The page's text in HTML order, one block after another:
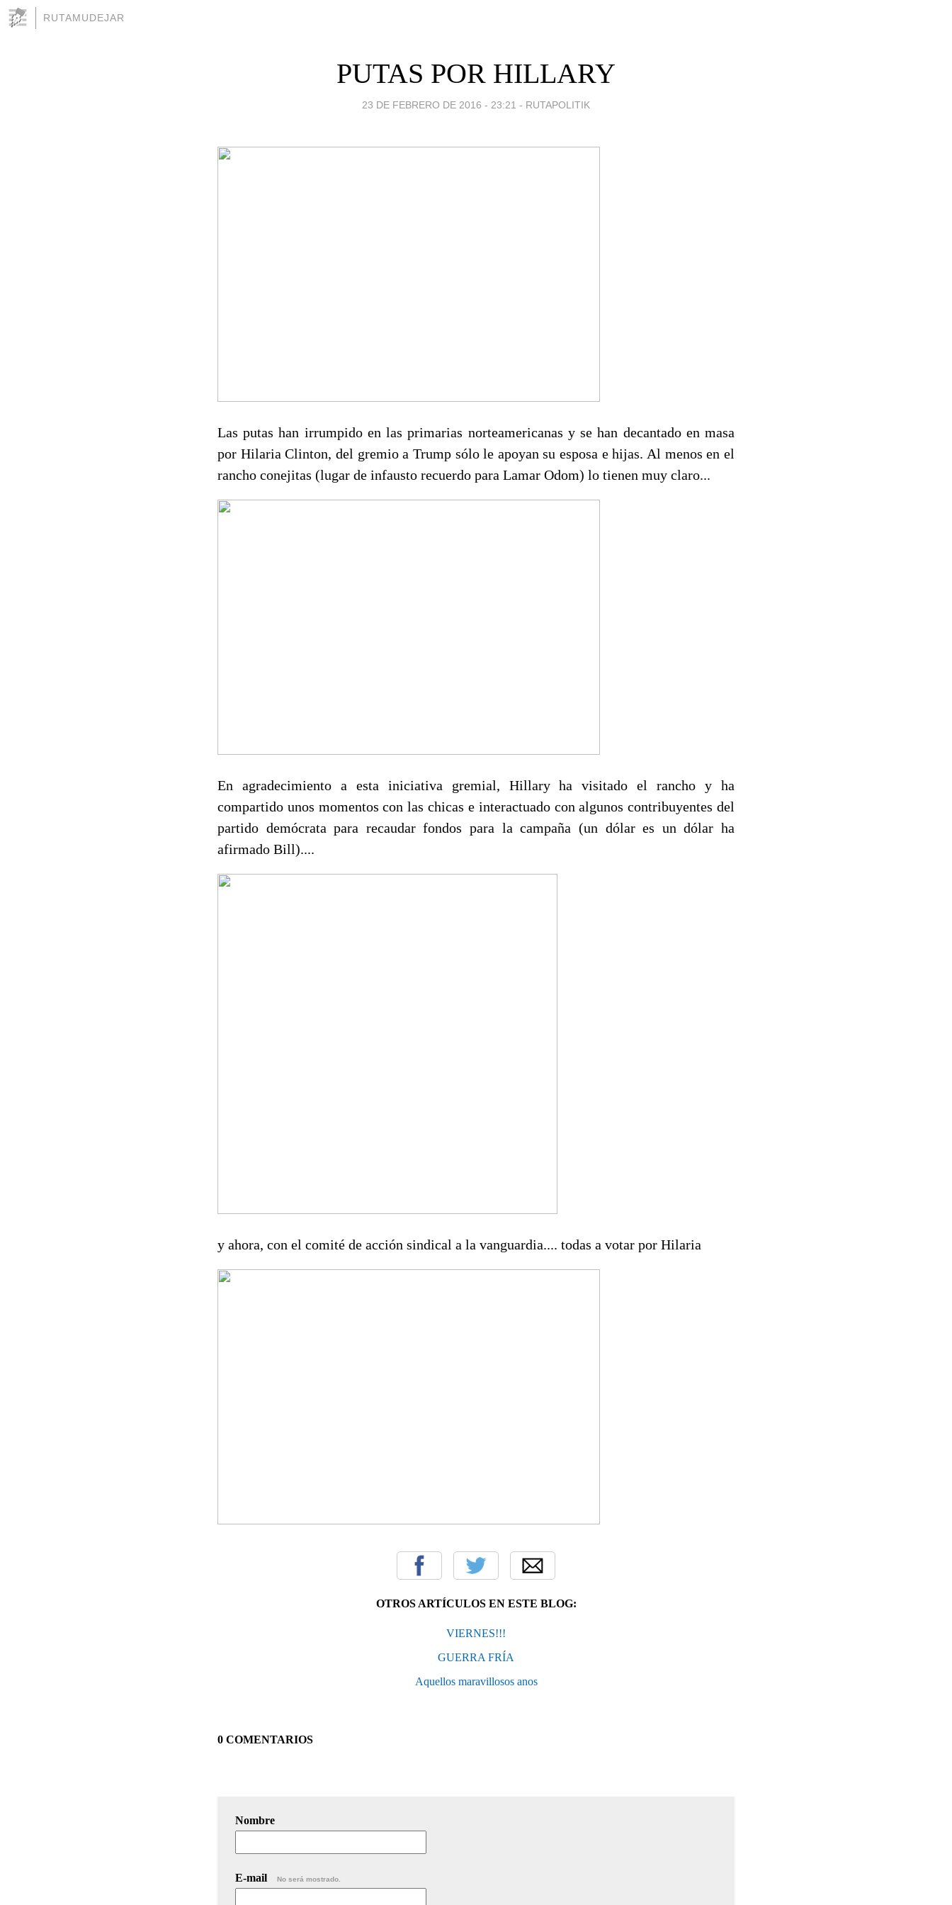
RUTAMUDEJAR
PUTAS POR HILLARY
23 DE FEBRERO DE 2016 - 23:21 - RUTAPOLITIK
Las putas han irrumpido en las primarias norteamericanas y se han decantado en masa
por Hilaria Clinton, del gremio a Trump sólo le apoyan su esposa e hijas. Al menos en el
rancho conejitas (lugar de infausto recuerdo para Lamar Odom) lo tienen muy claro...
En agradecimiento a esta iniciativa gremial, Hillary ha visitado el rancho y ha
compartido unos momentos con las chicas e interactuado con algunos contribuyentes del
partido demócrata para recaudar fondos para la campaña (un dólar es un dólar ha
afirmado Bill)....
y ahora, con el comité de acción sindical a la vanguardia.... todas a votar por Hilaria
OTROS ARTÍCULOS EN ESTE BLOG:
VIERNES!!!
GUERRA FRÍA
Aquellos maravillosos anos
0 COMENTARIOS
Nombre
E-mail No será mostrado.